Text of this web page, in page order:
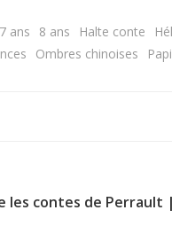
7 ans 8 ans Halte conte
Ombres chinoises
contes de Perrault |